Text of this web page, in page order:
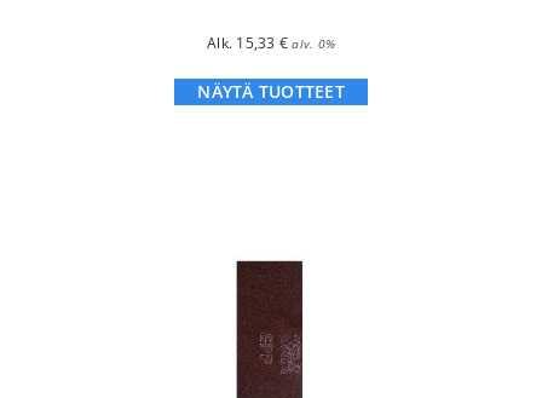
Alk. 15,33 € alv. 0%
NÄYTÄ TUOTTEET